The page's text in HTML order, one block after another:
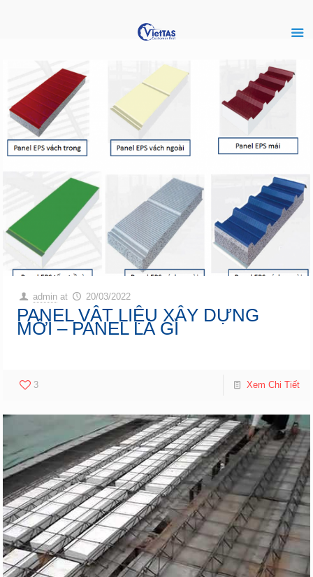
admin at 20/03/2022
PANEL VẬT LIỆU XÂY DỰNG
MỚI – PANEL LÀ GÌ
3 Xem Chi Tiết